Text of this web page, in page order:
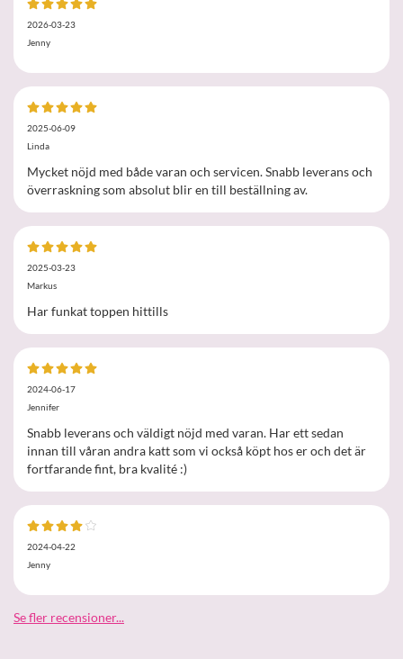
2026-03-23
Jenny
2025-06-09
Linda
Mycket nöjd med både varan och servicen. Snabb leverans och
överraskning som absolut blir en till beställning av.
2025-03-23
Markus
Har funkat toppen hittills
2024-06-17
Jennifer
Snabb leverans och väldigt nöjd med varan. Har ett sedan
innan till våran andra katt som vi också köpt hos er och det är
fortfarande fint, bra kvalité :)
2024-04-22
Jenny
Se fler recensioner...